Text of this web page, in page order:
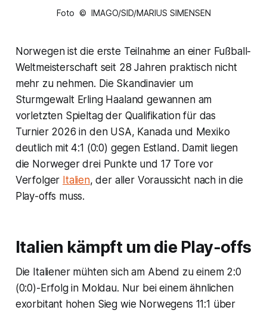
Foto © IMAGO/SID/MARIUS SIMENSEN
Norwegen ist die erste Teilnahme an einer Fußball-
Weltmeisterschaft seit 28 Jahren praktisch nicht
mehr zu nehmen. Die Skandinavier um
Sturmgewalt Erling Haaland gewannen am
vorletzten Spieltag der Qualifikation für das
Turnier 2026 in den USA, Kanada und Mexiko
deutlich mit 4:1 (0:0) gegen Estland. Damit liegen
die Norweger drei Punkte und 17 Tore vor
Verfolger Italien, der aller Voraussicht nach in die
Play-offs muss.
Italien kämpft um die Play-offs
Die Italiener mühten sich am Abend zu einem 2:0
(0:0)-Erfolg in Moldau. Nur bei einem ähnlichen
exorbitant hohen Sieg wie Norwegens 11:1 über